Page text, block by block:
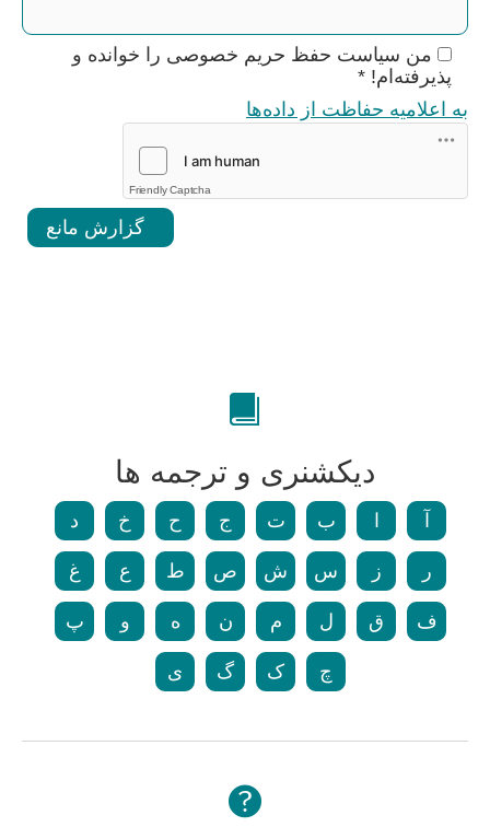
من سیاست حفظ حریم خصوصی را خوانده و
پذیرفته‌ام! *
به اعلامیه حفاظت از داده‌ها
Friendly Captcha
گزارش مانع
دیکشنری و ترجمه ها
ب ت ج ح خ د
ر ز س ش ص ط ع غ
ف ق ل م ن ه و پ
چ ک گ ی